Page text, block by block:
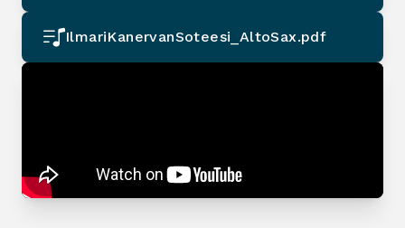
IlmariKanervanSoteesi_AltoSax.pdf